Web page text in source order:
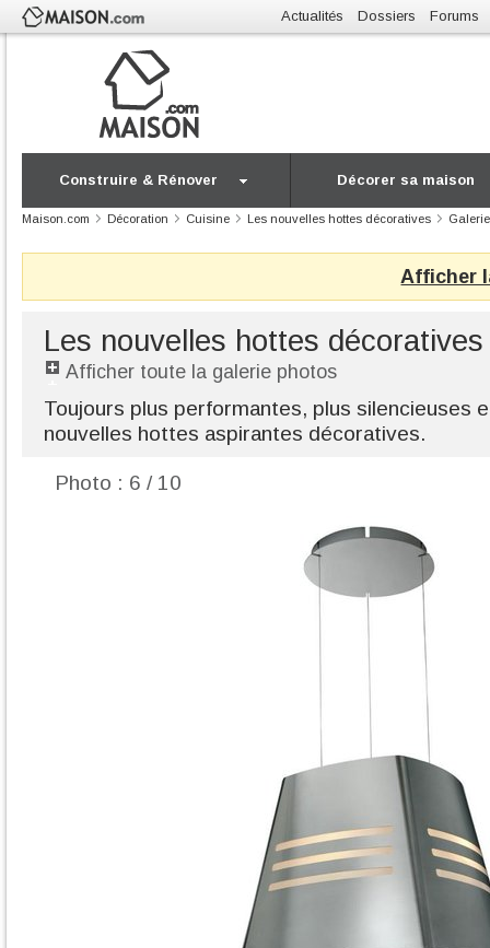
Actualités Dossiers Forums
Construire & Rénover Décorer sa maison
Maison.com Décoration Cuisine Les nouvelles hottes décoratives
Afficher
Les nouvelles hottes décoratives
Afficher toute la galerie photos
Toujours plus performantes, plus silencieuses
nouvelles hottes aspirantes décoratives.
Photo : 6 / 10